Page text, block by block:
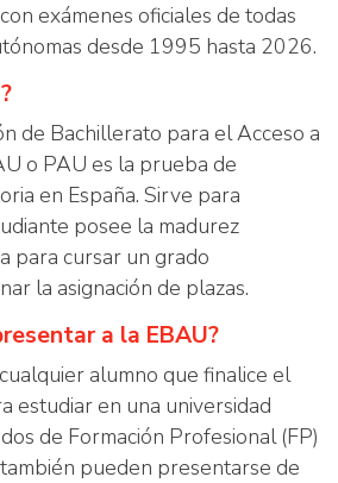
exámenes oficiales de todas
desde 1995 hasta 2026.
de Bachillerato para el Acceso a
o PAU es la prueba de
en España. Sirve para
posee la madurez
para cursar un grado
la asignación de plazas.
a la EBAU?
alumno que finalice el
estudiar en una universidad
de Formación Profesional (FP)
pueden presentarse de